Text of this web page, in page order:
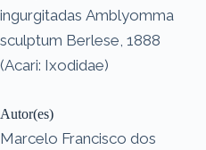
ingurgitadas Amblyomma
sculptum Berlese, 1888
(Acari: Ixodidae)
Autor(es)
Marcelo Francisco dos